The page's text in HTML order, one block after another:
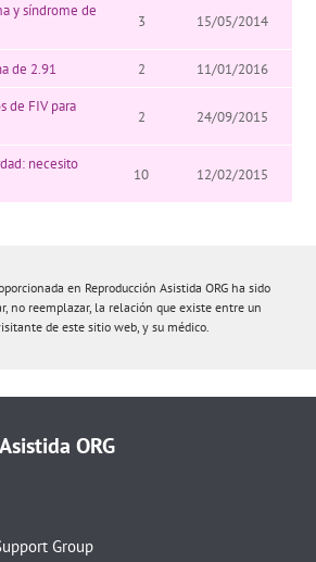
y síndrome de
3 15/05/2014
de 2.91 2
11/01/2016
de FIV para
2 24/09/2015
necesito
10 12/02/2015
en Reproducción Asistida ORG ha sido
no reemplazar, la relación que existe entre un
de este sitio web, y su médico.
ORG
Group